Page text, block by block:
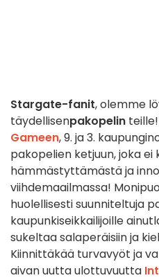
Stargate-fanit, olemme
täydellisenpakopelin
Gameen, 9. ja 3.
pakopelien ketjuun, joka ei
hämmästyttämästä ja
viihdemaailmassa!
huolellisesti suunniteltuja
kaupunkiseikkailijoille
sukeltaa salaperäisiin ja
Kiinnittäkää turvavyöt ja
aivan uutta ulottuvuutta